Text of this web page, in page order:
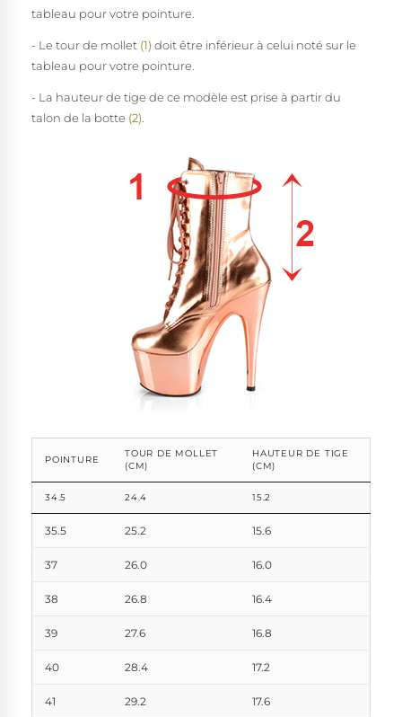
tableau pour votre pointure.
- Le tour de mollet (1) doit être inférieur à celui noté sur le
tableau pour votre pointure.
- La hauteur de tige de ce modèle est prise à partir du
talon de la botte (2)
POINTURE
TOUR DE MOLLET
(CM)
HAUTEUR DE TIGE
(CM)
34.5 24.4 15.2
35.5 25.2 15.6
37 26.0 16.0
38 26.8 16.4
39 27.6 16.8
40 28.4 17.2
41 29.2 17.6